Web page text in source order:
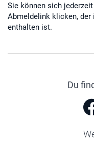
Sie können sich
Abmeldelink klicken,
enthalten ist.
Du